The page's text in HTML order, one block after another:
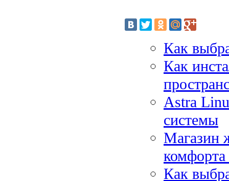
Как
Как
Astra
системы
Магазин
комфорта
Как